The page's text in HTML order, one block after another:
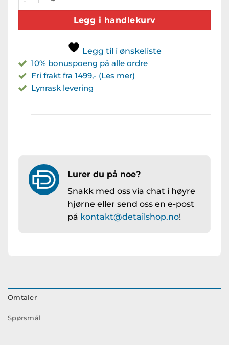
Legg i handlekurv
Legg til i ønskeliste
10% bonuspoeng på alle ordre
Fri frakt fra 1499,- (Les mer)
Lynrask levering
Lurer du på noe?
Snakk med oss via chat i høyre
hjørne eller send oss en e-post
på kontakt@detailshop.no!
Omtaler
Spørsmål